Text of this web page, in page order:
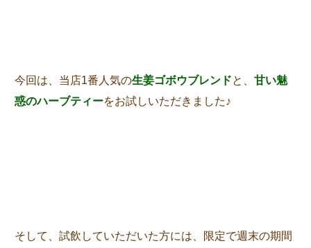
今回は、当店1番人気の生姜ゴボウブレンドと、 甘い魅
惑のハーブティーをお試しいただきました♪
そして、試飲していただいた方には、限定で週末の期間